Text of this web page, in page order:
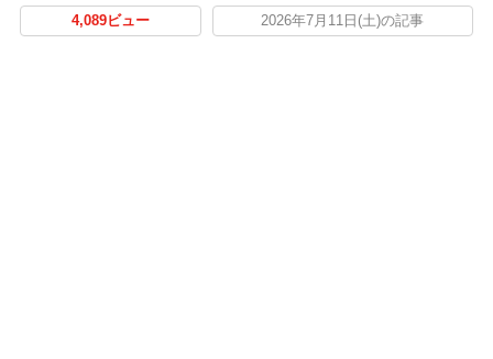
4,089ビュー 2026年7月11日(土)の記事